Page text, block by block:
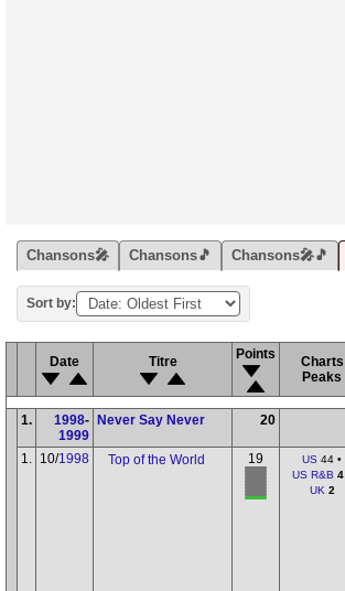
Chansons🎤 Chansons🎵 Chansons🎤🎵
Sort by:
Date Titre Points
Charts
Peaks
1. 1998-
1999
Never Say Never 20
1. 10/1998 Top of the World 19 US 44 •
US R&B 4
UK 2